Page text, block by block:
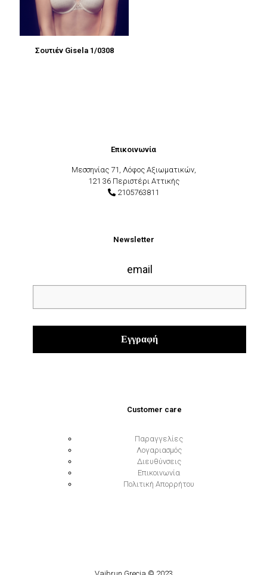
Σουτιέν Gisela 1/0308
Επικοινωνία
Μεσσηνίας 71, Λόφος Αξιωματικών,
121 36 Περιστέρι Αττικής
2105763811
Newsletter
email
Customer care
Παραγγελίες
Λογαριασμός
Διευθύνσεις
Επικοινωνία
Πολιτική Απορρήτου